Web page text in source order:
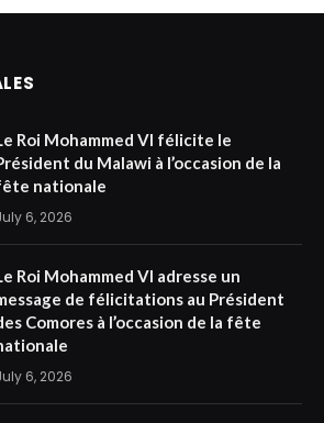
Roi Mohammed VI félicite le
du Malawi à l’occasion de la
nationale
6, 2026
Roi Mohammed VI adresse un
de félicitations au Président
Comores à l’occasion de la fête
6, 2026